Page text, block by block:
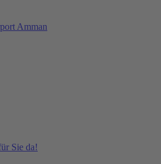
Sie da!
Amman